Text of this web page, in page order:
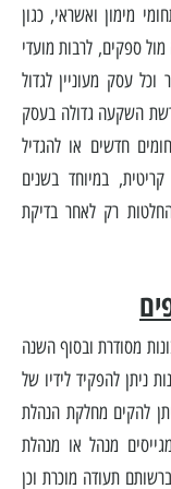
מימון ואשראי, כגון
ספקים, לרבות מועדי
עסק מעוניין לגדול
השקעה גדולה בעסק
חדשים או להגדיל
במיוחד בשנים
רק לאחר בדיקת
מסודרת ובסוף השנה
ניתן להפקיד לידיו של
להקים מחלקת הנהלת
מנהל או מנהלת
תעודה מוכרת וכן